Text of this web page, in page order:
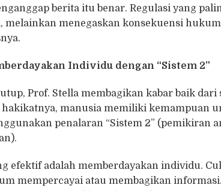
berita itu benar. Regulasi yang
melainkan menegaskan konsekuensi
Individu dengan “Sistem 2”
Prof. Stella membagikan kabar baik
hakikatnya, manusia memiliki kemampuan
penalaran “Sistem 2” (pemikiran
efektif adalah memberdayakan individu.
mempercayai atau membagikan